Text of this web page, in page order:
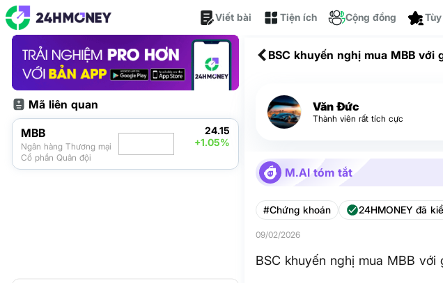
Viết bài Tiện ích Cộng đồng
Mã liên quan
MBB
Ngân hàng Thương mại
Cổ phần Quân đội
24.15
+1.05%
BSC khuyến nghị mua MBB
Văn Đức
Thành viên rất tích cực
M.AI tóm tắt
#Chứng khoán 24HMONEY đã
09/02/2026
BSC khuyến nghị mua MBB